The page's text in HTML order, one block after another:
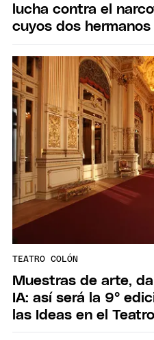
lucha contra el
cuyos dos
TEATRO COLÓN
Muestras de arte,
IA: así será la 9°
las Ideas en el